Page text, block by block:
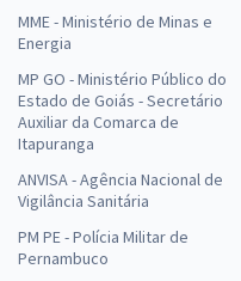
MME - Ministério de Minas e
Energia
MP GO - Ministério Público do
Estado de Goiás - Secretário
Auxiliar da Comarca de
Itapuranga
ANVISA - Agência Nacional de
Vigilância Sanitária
PM PE - Polícia Militar de
Pernambuco